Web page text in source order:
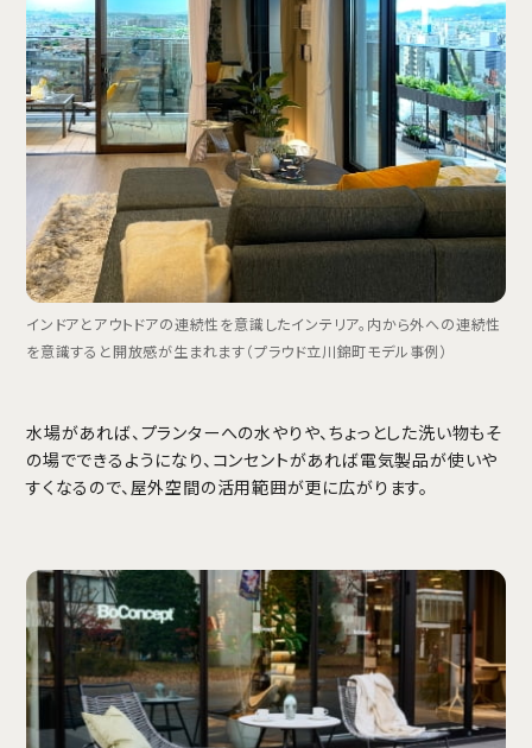
インドアとアウトドアの連続性を意識したインテリア。内から外への連続性
を意識すると開放感が生まれます（プラウド立川錦町モデル事例）
水場があれば、プランターへの水やりや、ちょっとした洗い物もそ
の場でできるようになり、コンセントがあれば電気製品が使いや
すくなるので、屋外空間の活用範囲が更に広がります。